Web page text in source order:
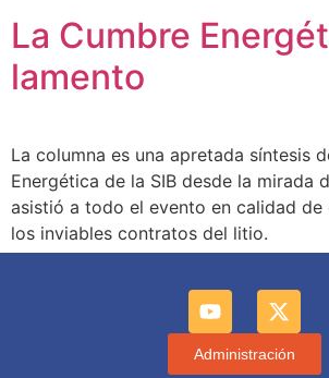
La Cumbre
lamento
La columna es una apretada síntesis
Energética de la SIB desde la mirada
asistió a todo el evento en calidad
los inviables contratos del litio.
Administración